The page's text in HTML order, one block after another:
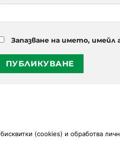
Запазване на името,
РЕСТОРАНТ РЕЗЕРВАЦИЯ
бисквитки (cookies) и обработва